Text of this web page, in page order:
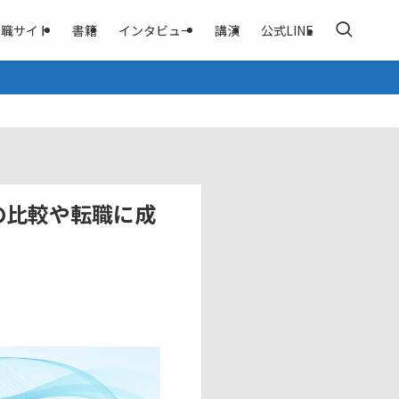
サイト 書籍 インタビュー 講演 公式LINE
較や転職に成